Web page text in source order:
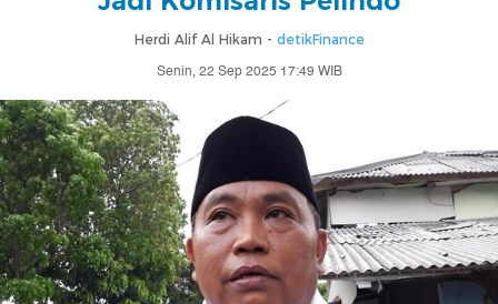
Herdi Alif Al Hikam - detikFinance
Senin, 22 Sep 2025 17:49 WIB